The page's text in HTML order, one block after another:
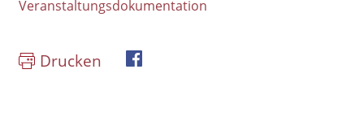
Veranstaltungsdokumentation
Drucken